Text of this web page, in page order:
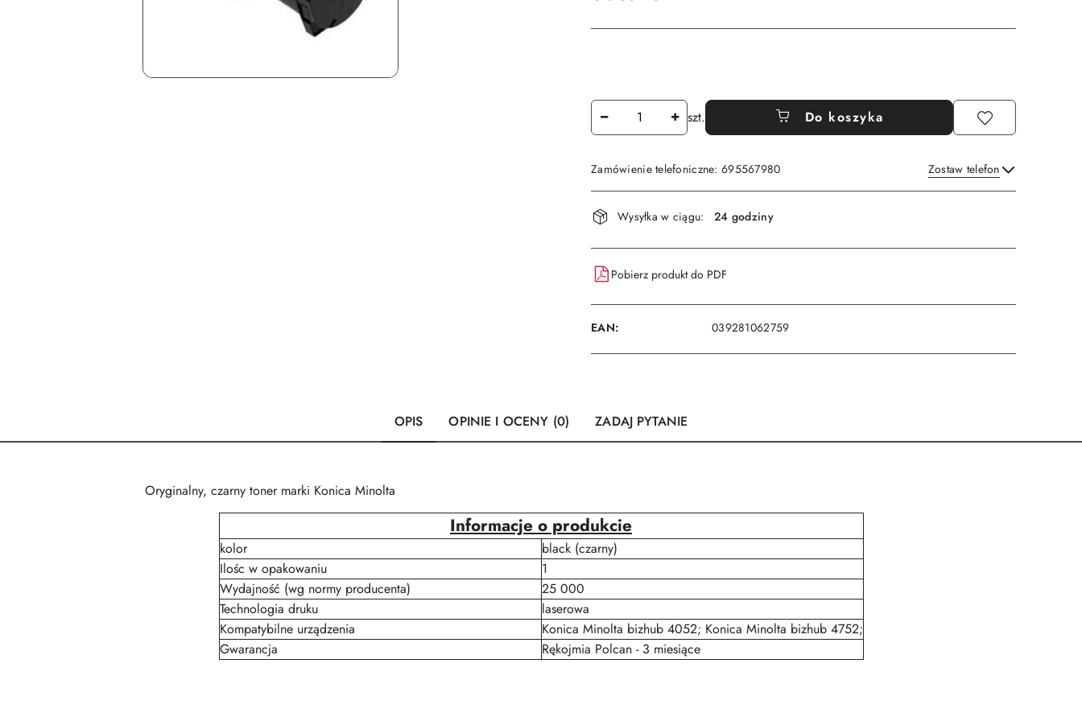
Ilość szt. Do koszyka
Zamówienie telefoniczne: 695567980 Zostaw telefon
Wyślij
Dostępność
i
dostawa
Wysyłka w ciągu: 24 godziny
Pobierz produkt do PDF
EAN: 039281062759
OPIS OPINIE I OCENY (0) ZADAJ PYTANIE
Oryginalny, czarny toner marki Konica Minolta
Informacje o produkcie
kolor
black (czarny)
Ilośc w opakowaniu
1
Wydajność (wg normy producenta)
25 000
Technologia druku
laserowa
Kompatybilne urządzenia
Konica Minolta bizhub 4052; Konica Minolta bizhub 4752;
Gwarancja
Rękojmia Polcan - 3 miesiące